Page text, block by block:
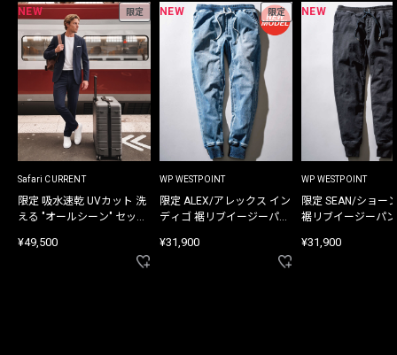
NEW 限定
Safari CURRENT
限定 吸水速乾 UVカット 洗
える "オールシーン" セット
¥49,500
NEW 限定
WP WESTPOINT
限定 ALEX/アレックス イン
ディゴ 裾リブイージーパン
¥31,900
NEW
WP WESTPOINT
限定 SEAN/ショー
裾リブイージーパ
¥31,900